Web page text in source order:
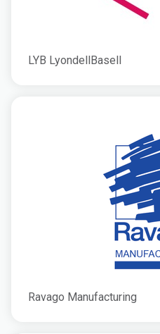
LYB LyondellBasell
Ravago Manufacturing